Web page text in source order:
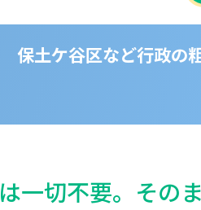
保土ケ谷区など行政の
一切不要。その